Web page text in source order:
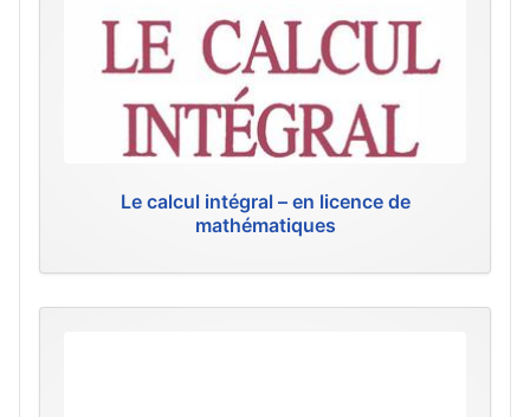
Le calcul intégral – en licence de
mathématiques